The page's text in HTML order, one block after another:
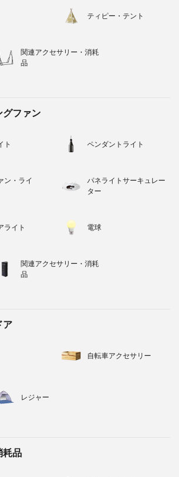
ティピー・テント
関連アクセサリー・消耗
品
グファン
ト ペンダントライト
ン・ライ
パネライトサーキュレー
ター
ライト 電球
関連アクセサリー・消耗
品
ア
自転車アクセサリー
レジャー
耗品